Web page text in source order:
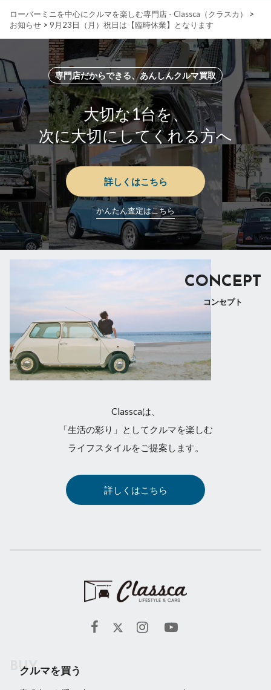
ローバーミニを中心にクルマを楽しむ専門店 - Classca（クラスカ）
>
お知らせ > 9月23日（月）祝日は【臨時休業】となります
専門店だからできる、あんしんクルマ買取
大切な1台を、
次に大切にしてくれる方へ
詳しくはこちら
かんたん査定はこちら
CONCEPT
コンセプト
Classcaは、
「生活の彩り」としてクルマを楽しむ
ライフスタイルをご提案します。
詳しくはこちら
クルマを買う